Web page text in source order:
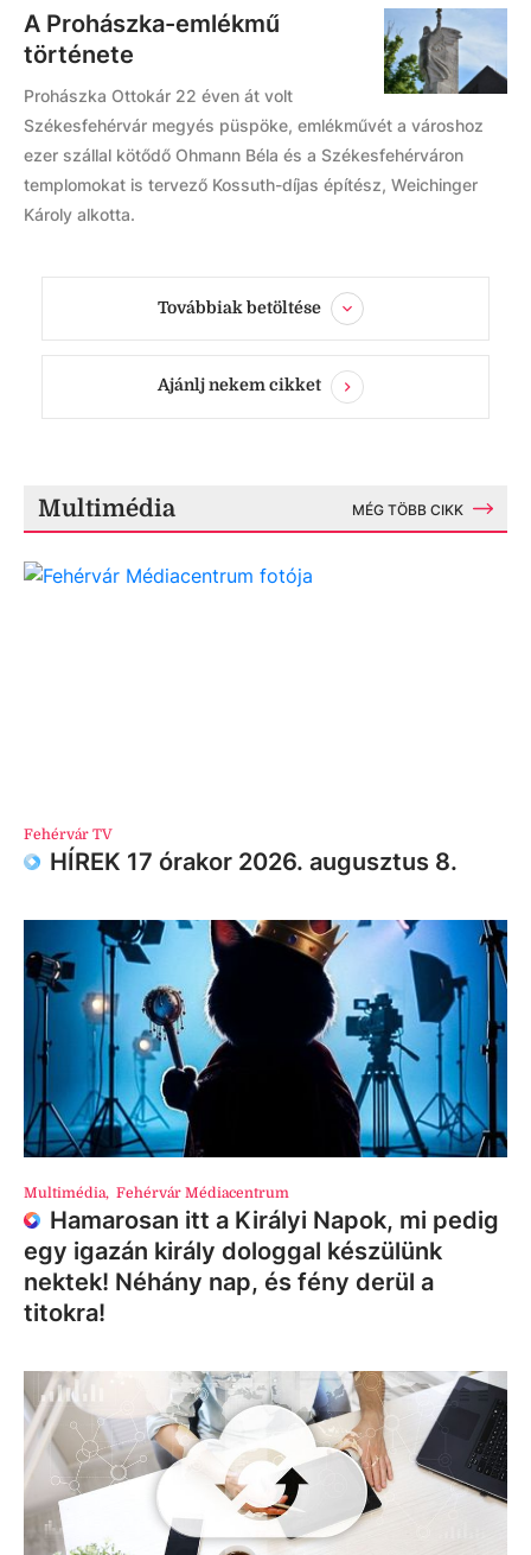
A Prohászka-emlékmű
története
Prohászka Ottokár 22 éven át volt
Székesfehérvár megyés püspöke, emlékművét a városhoz
ezer szállal kötődő Ohmann Béla és a Székesfehérváron
templomokat is tervező Kossuth-díjas építész, Weichinger
Károly alkotta.
Továbbiak betöltése
Ajánlj nekem cikket
Multimédia MÉG TÖBB CIKK
Fehérvár TV
HÍREK 17 órakor 2026. augusztus 8.
Multimédia, Fehérvár Médiacentrum
Hamarosan itt a Királyi Napok, mi pedig
egy igazán király dologgal készülünk
nektek! Néhány nap, és fény derül a
titokra!